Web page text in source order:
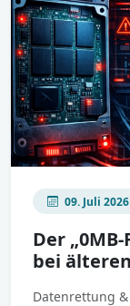
09. Juli 2026
Der
bei
Datenrettung &